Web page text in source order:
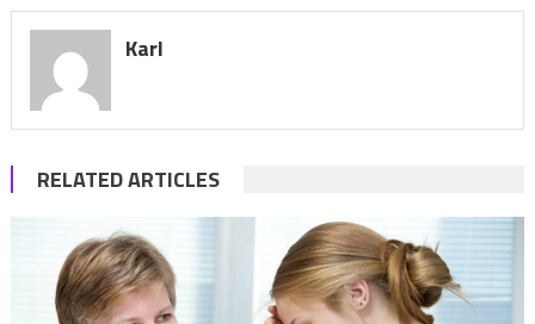
Karl
RELATED ARTICLES